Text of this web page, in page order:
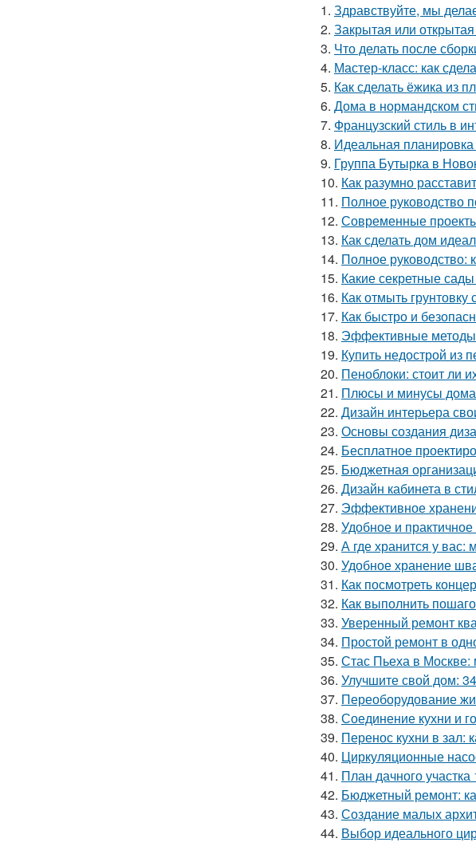
1. Здравствуйте, мы
2. Закрытая или
3. Что делать после
4. Мастер-класс: как
5. Как сделать ёжика из
6. Дома в нормандском
7. Французский стиль в
8. Идеальная
9. Группа Бутырка в
10. Как разумно
11. Полное руководство
12. Современные
13. Как сделать дом
14. Полное руководство:
15. Какие секретные
16. Как отмыть
17. Как быстро и
18. Эффективные методы
19. Купить недострой из
20. Пеноблоки: стоит ли
21. Плюсы и минусы дома
22. Дизайн интерьера
23. Основы создания
24. Бесплатное
25. Бюджетная
26. Дизайн кабинета в
27. Эффективное
28. Удобное и
29. А где хранится у
30. Удобное хранение
31. Как посмотреть
32. Как выполнить
33. Уверенный ремонт
34. Простой ремонт в
35. Стас Пьеха в Москве:
36. Улучшите свой дом:
37. Переоборудование
38. Соединение кухни и
39. Перенос кухни в зал:
40. Циркуляционные
41. План дачного
42. Бюджетный ремонт:
43. Создание малых
44. Выбор идеального